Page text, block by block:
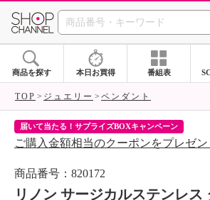
SHOP
商品を探す 本日お買得 番組表
TOP ジュエリー ペンダント
届いて当たる！サプライズBOXキャンペーン
ご購入金額相当のクーポンをプレゼン
商品番号：820172
リノン サージカルステンレス